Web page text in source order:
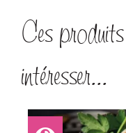
Ces
intéresser...